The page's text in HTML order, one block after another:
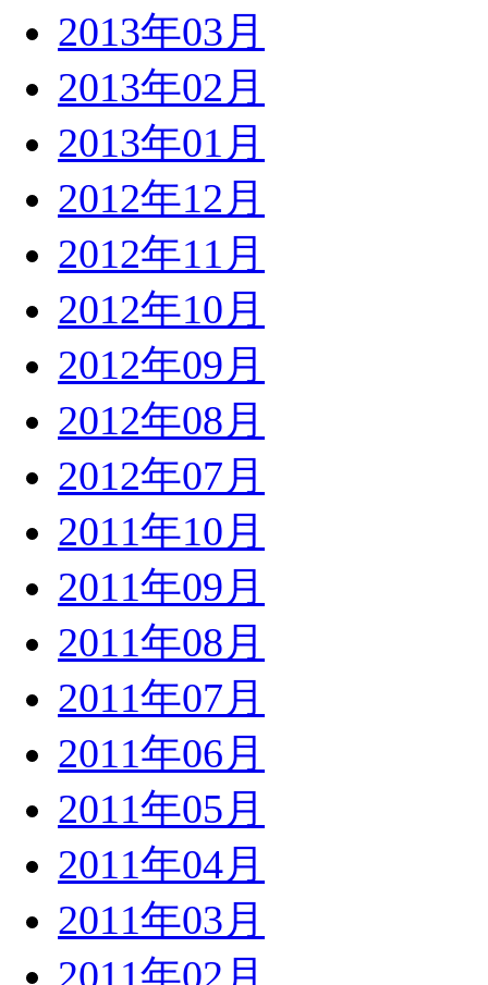
2013年03月
2013年02月
2013年01月
2012年12月
2012年11月
2012年10月
2012年09月
2012年08月
2012年07月
2011年10月
2011年09月
2011年08月
2011年07月
2011年06月
2011年05月
2011年04月
2011年03月
2011年02月